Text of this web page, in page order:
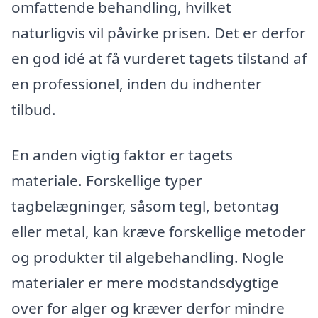
omfattende behandling, hvilket
naturligvis vil påvirke prisen. Det er derfor
en god idé at få vurderet tagets tilstand af
en professionel, inden du indhenter
tilbud.
En anden vigtig faktor er tagets
materiale. Forskellige typer
tagbelægninger, såsom tegl, betontag
eller metal, kan kræve forskellige metoder
og produkter til algebehandling. Nogle
materialer er mere modstandsdygtige
over for alger og kræver derfor mindre